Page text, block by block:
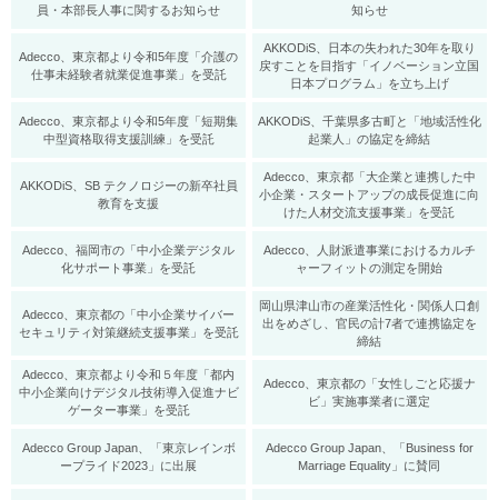
員・本部長人事に関するお知らせ
知らせ
Adecco、東京都より令和5年度「介護の
仕事未経験者就業促進事業」を受託
AKKODiS、日本の失われた30年を取り
戻すことを目指す「イノベーション立国
日本プログラム」を立ち上げ
Adecco、東京都より令和5年度「短期集
中型資格取得支援訓練」を受託
AKKODiS、千葉県多古町と「地域活性化
起業人」の協定を締結
AKKODiS、SB テクノロジーの新卒社員
教育を支援
Adecco、東京都「大企業と連携した中
小企業・スタートアップの成長促進に向
けた人材交流支援事業」を受託
Adecco、福岡市の「中小企業デジタル
化サポート事業」を受託
Adecco、人財派遣事業におけるカルチ
ャーフィットの測定を開始
Adecco、東京都の「中小企業サイバー
セキュリティ対策継続支援事業」を受託
岡山県津山市の産業活性化・関係人口創
出をめざし、官民の計7者で連携協定を
締結
Adecco、東京都より令和５年度「都内
中小企業向けデジタル技術導入促進ナビ
ゲーター事業」を受託
Adecco、東京都の「女性しごと応援ナ
ビ」実施事業者に選定
Adecco Group Japan、「東京レインボ
ープライド2023」に出展
Adecco Group Japan、「Business for
Marriage Equality」に賛同